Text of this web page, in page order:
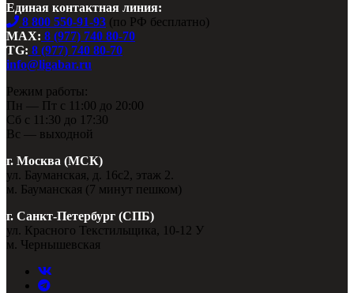
Единая контактная линия:
8 800 550-91-93 (по РФ бесплатно)
MAX: 8 (977) 740 80-70
TG: 8 (977) 740 80-70
info@ligabar.ru
Режим работы:
Пн — Пт с 11:00 до 20:00
Сб с 11:30 до 17:30
Вс — выходной
г. Москва (МСК)
ул. Бауманская, д. 16с2, этаж 2.
м. Бауманская (7 минут пешком)
г. Санкт-Петербург (СПБ)
ул. Красного Текстильщика, 10-12 У
м. Чернышевская